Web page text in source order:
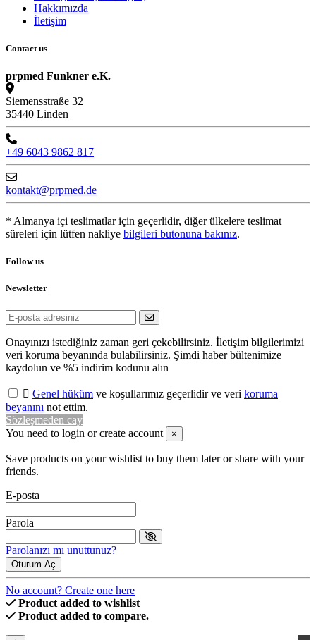
Hakkımızda
İletişim
Contact us
prpmed Funkner e.K.
Siemensstraße 32
35440 Linden
+49 6043 9862 817
kontakt@prpmed.de
* Almanya içi teslimatlar için geçerlidir, diğer ülkelere teslimat
süreleri için lütfen nakliye bilgileri butonuna bakınız.
Follow us
Newsletter
Onayınızı istediğiniz zaman geri çekebilirsiniz. İletişim bilgilerimizi
veri koruma beyanında bulabilirsiniz. Şimdi haber bültenimize
kaydolun ve %5 indirim kodunu alın
 Genel hüküm ve koşullarımız geçerlidir ve veri koruma
beyanını not ettim.
Sözleşmeden cay
You need to login or create account
×
Save products on your wishlist to buy them later or share with your
friends.
E-posta
Parola
Parolanızı mı unuttunuz?
Oturum Aç
No account? Create one here
Product added to wishlist
Product added to compare.